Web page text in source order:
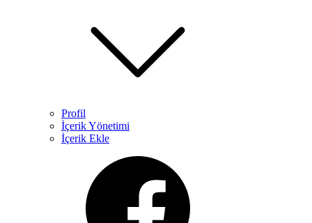
Profil
İçerik Yönetimi
İçerik Ekle